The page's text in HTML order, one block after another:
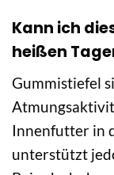
Kann ich
heißen
Gummistiefel
Innenfutter in
unterstützt